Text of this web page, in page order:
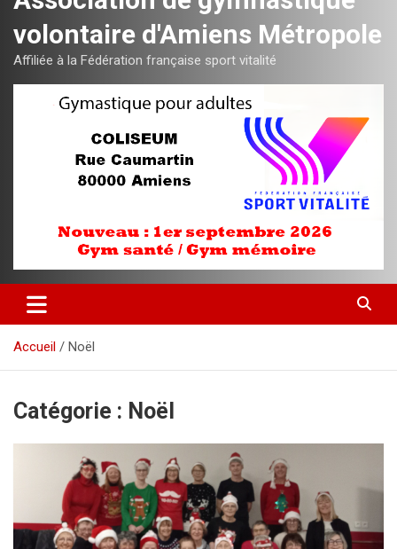
volontaire d'Amiens Métropole
Affiliée à la Fédération française sport vitalité
Accueil Noël
Catégorie : Noël